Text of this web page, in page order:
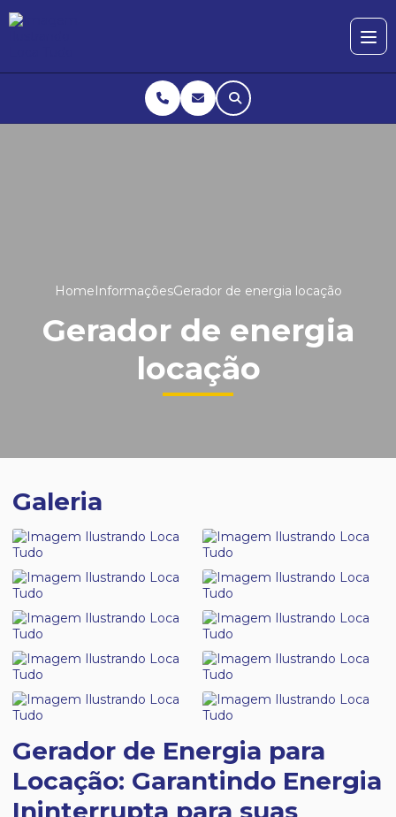
HomeInformaçõesGerador de energia locação
Gerador de energia
locação
Galeria
Gerador de Energia para
Locação: Garantindo Energia
Ininterrupta para suas